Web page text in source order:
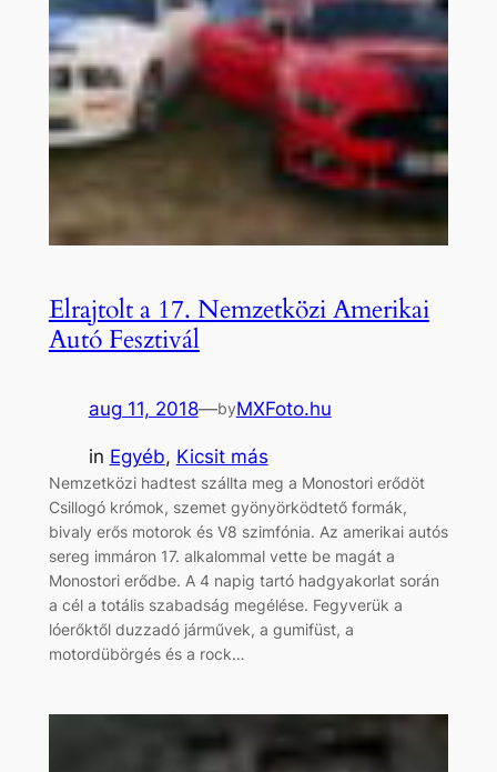
Elrajtolt a 17. Nemzetközi Amerikai
Autó Fesztivál
aug 11, 2018—byMXFoto.hu
in Egyéb, Kicsit más
Nemzetközi hadtest szállta meg a Monostori erődöt
Csillogó krómok, szemet gyönyörködtető formák,
bivaly erős motorok és V8 szimfónia. Az amerikai autós
sereg immáron 17. alkalommal vette be magát a
Monostori erődbe. A 4 napig tartó hadgyakorlat során
a cél a totális szabadság megélése. Fegyverük a
lóerőktől duzzadó járművek, a gumifüst, a
motordübörgés és a rock…